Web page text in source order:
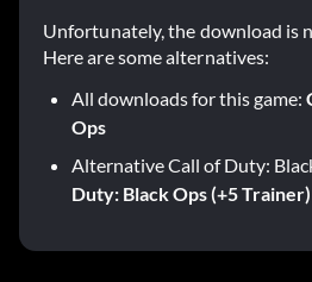
Unfortunately, the download is
Here are some alternatives:
All downloads for this game:
Ops
Alternative Call of Duty:
Duty: Black Ops (+5 Trainer)